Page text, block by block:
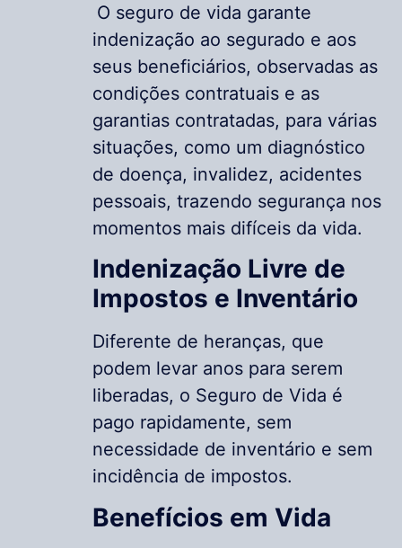
O seguro de vida garante
indenização ao segurado e aos
seus beneficiários, observadas as
condições contratuais e as
garantias contratadas, para várias
situações, como um diagnóstico
de doença, invalidez, acidentes
pessoais, trazendo segurança nos
momentos mais difíceis da vida.
Indenização Livre de
Impostos e Inventário
Diferente de heranças, que
podem levar anos para serem
liberadas, o Seguro de Vida é
pago rapidamente, sem
necessidade de inventário e sem
incidência de impostos.
Benefícios em Vida